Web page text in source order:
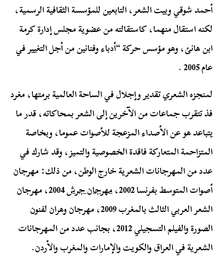
أحمد شوقي وبيت الشعر، التابعين للمؤسسة الثقافية الرسمية،
لكنه استقال منهما، كاستقالته من عضوية مجلس إدارة كرمة
ابن هانئ، وهو مؤسس حركة “أدباء وفنانين من أجل التغيير في
عام 2005 .
لمنجزه الشعري تقدير وإجلال في الساحة العالمية برمتها، مغرد
فذ تتقرب جماعات من الآخرين إلى الشعر بمحاكاته، قدر ما
يتباعد هو عن الأصداء المزعجة للأصوات عموما، وبخاصة
المتزاحمة المتعاركة فاقدة الخصوصية والتميز، وقد شارك في
عدد من المهرجانات الشعرية خارج الوطن، من ذلك: مهرجان
أصوات المتوسط بفرنسا 2002،
مهرجان جرش
2004، مهرجان
الشعر العربي الثالث بالمغرب 2009، مهرجان وهران لفنون
الصورة والفيلم التسجيلي 2012، بجانب عدد من المهرجانات
الشعرية في العراق والكويت والإمارات والمغرب والأردن.